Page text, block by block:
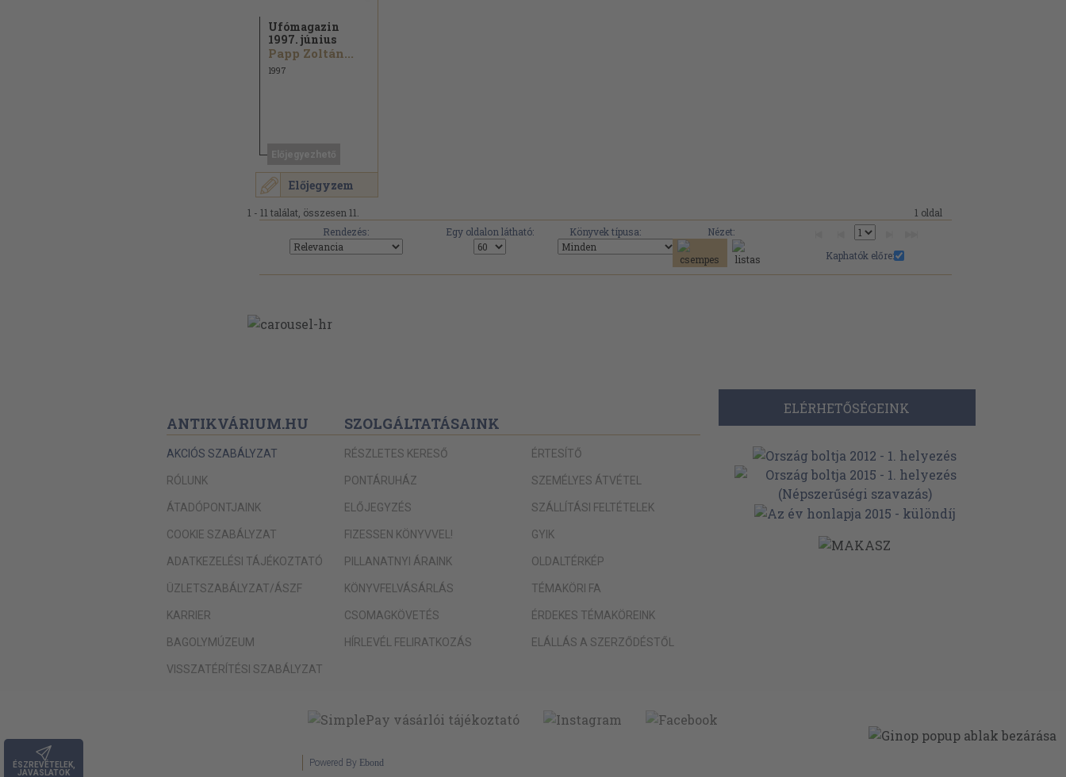
ÉSZREVÉTELEK,
JAVASLATOK
Előjegyzem
Ufómagazin
1997. június
Papp Zoltán...
1997
1 - 11 találat, összesen 11.
1 oldal
Rendezés:
Egy oldalon látható: Könyvek típusa:
Nézet:
Kaphatók előre:
ANTIKVÁRIUM.HU
AKCIÓS SZABÁLYZAT
RÓLUNK
ÁTADÓPONTJAINK
COOKIE SZABÁLYZAT
ADATKEZELÉSI TÁJÉKOZTATÓ
ÜZLETSZABÁLYZAT/ÁSZF
KARRIER
BAGOLYMÚZEUM
VISSZATÉRÍTÉSI SZABÁLYZAT
SZOLGÁLTATÁSAINK
RÉSZLETES KERESŐ
PONTÁRUHÁZ
ELŐJEGYZÉS
FIZESSEN KÖNYVVEL!
PILLANATNYI ÁRAINK
KÖNYVFELVÁSÁRLÁS
CSOMAGKÖVETÉS
HÍRLEVÉL FELIRATKOZÁS
ÉRTESÍTŐ
SZEMÉLYES ÁTVÉTEL
SZÁLLÍTÁSI FELTÉTELEK
GYIK
OLDALTÉRKÉP
TÉMAKÖRI FA
ÉRDEKES TÉMAKÖREINK
ELÁLLÁS A SZERZŐDÉSTŐL
ELÉRHETŐSÉGEINK
Powered By Ebond